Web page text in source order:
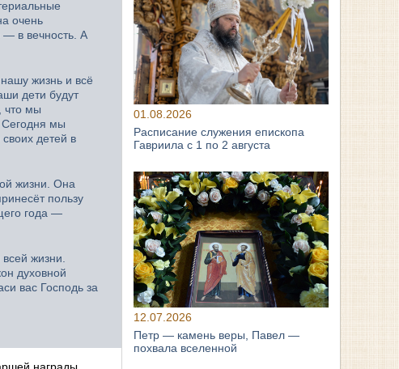
очень
— в вечность. А
жизнь и всё
дети будут
что мы
Сегодня мы
детей в
жизни. Она
пользу
года —
жизни.
духовной
вас Господь за
01.08.2026
Расписание служения епископа
Гавриила с 1 по 2 августа
12.07.2026
Петр — камень веры, Павел —
похвала вселенной